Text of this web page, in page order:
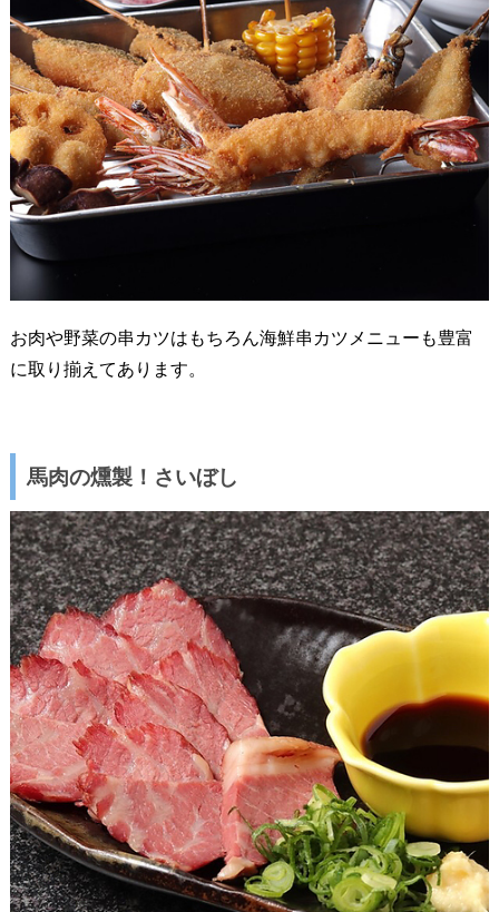
お肉や野菜の串カツはもちろん海鮮串カツメニューも豊富
に取り揃えてあります。
馬肉の燻製！さいぼし